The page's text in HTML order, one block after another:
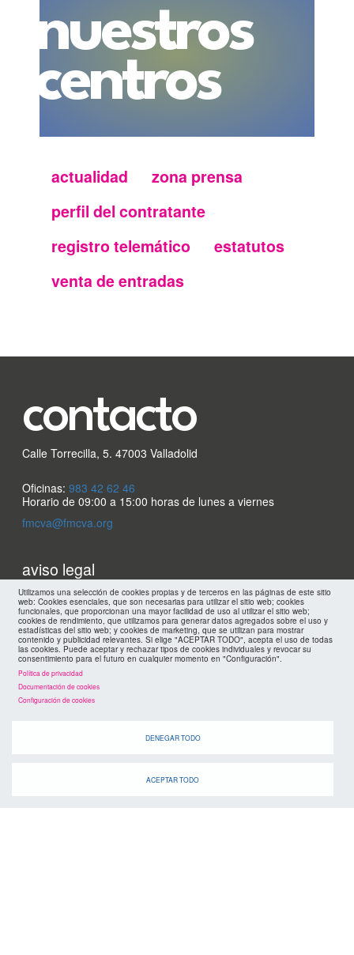
nuestros
centros
secundario
FMC
actualidad
zona prensa
perfil del contratante
registro telemático
estatutos
venta de entradas
Utilizamos una selección de cookies propias y de terceros en las páginas de este sitio
web: Cookies esenciales, que son necesarias para utilizar el sitio web; cookies
funcionales, que proporcionan una mayor facilidad de uso al utilizar el sitio web;
cookies de rendimiento, que utilizamos para generar datos agregados sobre el uso y
estadísticas del sitio web; y cookies de marketing, que se utilizan para mostrar
contenido y publicidad relevantes. Si elige "ACEPTAR TODO", acepta el uso de todas
las cookies. Puede aceptar y rechazar tipos de cookies individuales y revocar su
consentimiento para el futuro en cualquier momento en "Configuración".
Política de privacidad
Documentación de cookies
Configuración de cookies
DENEGAR TODO
ACEPTAR TODO
contacto
Calle Torrecilla, 5. 47003 Valladolid
Oficinas: 983 42 62 46
Horario de 09:00 a 15:00 horas de lunes a viernes
fmcva@fmcva.org
Menu
footer
FMC
aviso legal
mapa web
políticas de privacidad
cookies